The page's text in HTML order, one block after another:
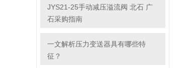
JYS21-25手动减压溢流阀 北石 广
石采购指南
一文解析压力变送器具有哪些特
征？